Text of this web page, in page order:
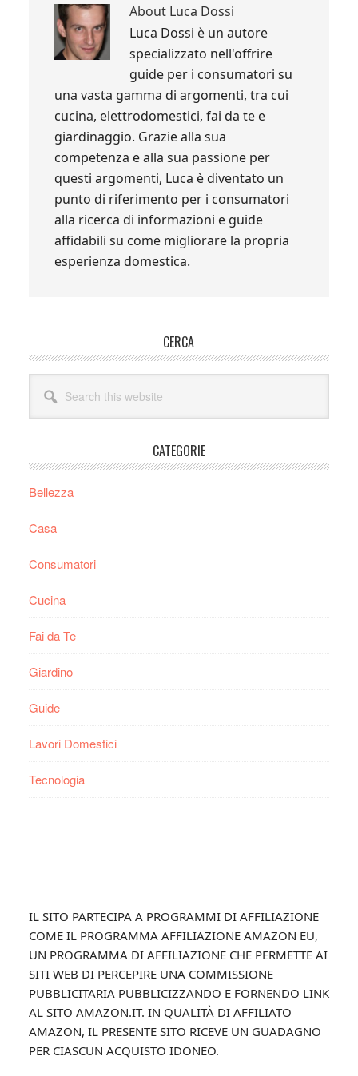
About Luca Dossi
Luca Dossi è un autore
specializzato nell'offrire
guide per i consumatori su
una vasta gamma di argomenti, tra cui
cucina, elettrodomestici, fai da te e
giardinaggio. Grazie alla sua
competenza e alla sua passione per
questi argomenti, Luca è diventato un
punto di riferimento per i consumatori
alla ricerca di informazioni e guide
affidabili su come migliorare la propria
esperienza domestica.
Sidebar
CERCA
this
website
CATEGORIE
Bellezza
Casa
Consumatori
Cucina
Fai da Te
Giardino
Guide
Lavori Domestici
Tecnologia
Footer
IL SITO PARTECIPA A PROGRAMMI DI AFFILIAZIONE
COME IL PROGRAMMA AFFILIAZIONE AMAZON EU,
UN PROGRAMMA DI AFFILIAZIONE CHE PERMETTE AI
SITI WEB DI PERCEPIRE UNA COMMISSIONE
PUBBLICITARIA PUBBLICIZZANDO E FORNENDO LINK
AL SITO AMAZON.IT. IN QUALITÀ DI AFFILIATO
AMAZON, IL PRESENTE SITO RICEVE UN GUADAGNO
PER CIASCUN ACQUISTO IDONEO.